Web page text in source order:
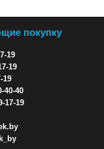
покупку
19
19
19
40-40
17-19